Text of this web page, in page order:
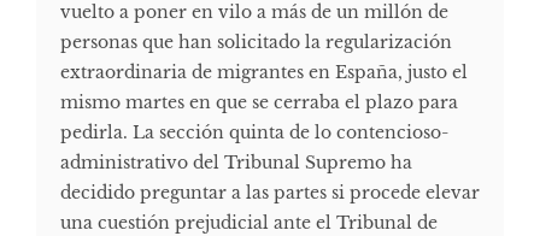
vuelto a poner en vilo a más de un millón de
personas que han solicitado la regularización
extraordinaria de migrantes en España, justo el
mismo martes en que se cerraba el plazo para
pedirla. La sección quinta de lo contencioso-
administrativo del Tribunal Supremo ha
decidido preguntar a las partes si procede elevar
una cuestión prejudicial ante el Tribunal de